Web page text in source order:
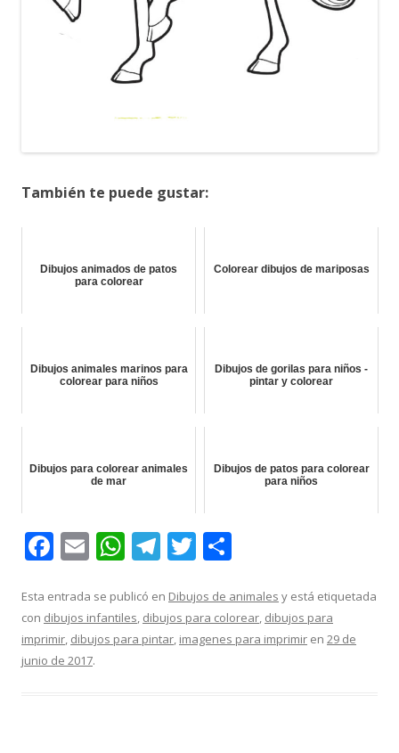
También te puede gustar:
Dibujos animados de patos
para colorear
Colorear dibujos de mariposas
Dibujos animales marinos para
colorear para niños
Dibujos de gorilas para niños -
pintar y colorear
Dibujos para colorear animales
de mar
Dibujos de patos para colorear
para niños
F
e
b
o
E
ai
l
W
at
s
T
e
gr
T
itt
er
m
p
Esta entrada se publicó en Dibujos de animales y está etiquetada
con dibujos infantiles, dibujos para colorear, dibujos para
imprimir, dibujos para pintar, imagenes para imprimir en 29 de
junio de 2017.